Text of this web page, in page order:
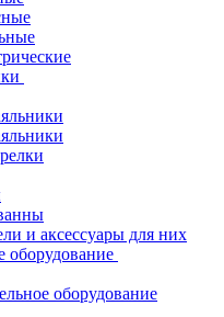
и аксессуары для них
оборудование
оборудование